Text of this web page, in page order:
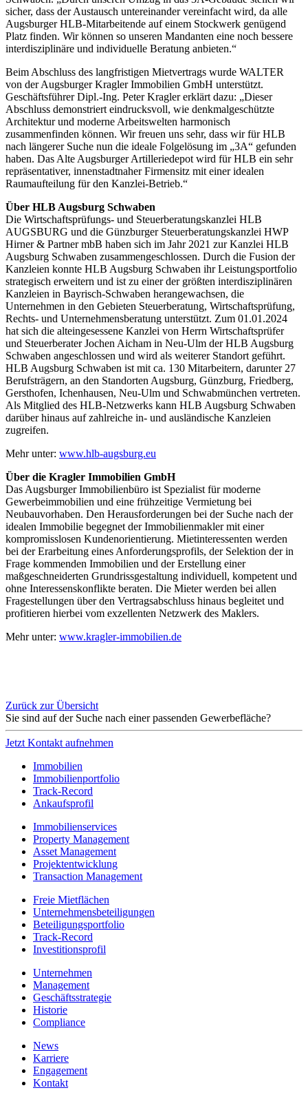
sicher, dass der Austausch untereinander vereinfacht wird, da alle
Augsburger HLB-Mitarbeitende auf einem Stockwerk genügend
Platz finden. Wir können so unseren Mandanten eine noch bessere
interdisziplinäre und individuelle Beratung anbieten.“
Beim Abschluss des langfristigen Mietvertrags wurde WALTER
von der Augsburger Kragler Immobilien GmbH unterstützt.
Geschäftsführer Dipl.-Ing. Peter Kragler erklärt dazu: „Dieser
Abschluss demonstriert eindrucksvoll, wie denkmalgeschützte
Architektur und moderne Arbeitswelten harmonisch
zusammenfinden können. Wir freuen uns sehr, dass wir für HLB
nach längerer Suche nun die ideale Folgelösung im „3A“ gefunden
haben. Das Alte Augsburger Artilleriedepot wird für HLB ein sehr
repräsentativer, innenstadtnaher Firmensitz mit einer idealen
Raumaufteilung für den Kanzlei-Betrieb.“
Über HLB Augsburg Schwaben
Die Wirtschaftsprüfungs- und Steuerberatungskanzlei HLB
AUGSBURG und die Günzburger Steuerberatungskanzlei HWP
Hirner & Partner mbB haben sich im Jahr 2021 zur Kanzlei HLB
Augsburg Schwaben zusammengeschlossen. Durch die Fusion der
Kanzleien konnte HLB Augsburg Schwaben ihr Leistungsportfolio
strategisch erweitern und ist zu einer der größten interdisziplinären
Kanzleien in Bayrisch-Schwaben herangewachsen, die
Unternehmen in den Gebieten Steuerberatung, Wirtschaftsprüfung,
Rechts- und Unternehmensberatung unterstützt. Zum 01.01.2024
hat sich die alteingesessene Kanzlei von Herrn Wirtschaftsprüfer
und Steuerberater Jochen Aicham in Neu-Ulm der HLB Augsburg
Schwaben angeschlossen und wird als weiterer Standort geführt.
HLB Augsburg Schwaben ist mit ca. 130 Mitarbeitern, darunter 27
Berufsträgern, an den Standorten Augsburg, Günzburg, Friedberg,
Gersthofen, Ichenhausen, Neu-Ulm und Schwabmünchen vertreten.
Als Mitglied des HLB-Netzwerks kann HLB Augsburg Schwaben
darüber hinaus auf zahlreiche in- und ausländische Kanzleien
zugreifen.
Mehr unter: www.hlb-augsburg.eu
Über die Kragler Immobilien GmbH
Das Augsburger Immobilienbüro ist Spezialist für moderne
Gewerbeimmobilien und eine frühzeitige Vermietung bei
Neubauvorhaben. Den Herausforderungen bei der Suche nach der
idealen Immobilie begegnet der Immobilienmakler mit einer
kompromisslosen Kundenorientierung. Mietinteressenten werden
bei der Erarbeitung eines Anforderungsprofils, der Selektion der in
Frage kommenden Immobilien und der Erstellung einer
maßgeschneiderten Grundrissgestaltung individuell, kompetent und
ohne Interessenskonflikte beraten. Die Mieter werden bei allen
Fragestellungen über den Vertragsabschluss hinaus begleitet und
profitieren hierbei vom exzellenten Netzwerk des Maklers.
Mehr unter: www.kragler-immobilien.de
Zurück zur Übersicht
Sie sind auf der Suche nach einer passenden Gewerbefläche?
Jetzt Kontakt aufnehmen
Immobilien
Immobilien­portfolio
Track-Record
Ankaufsprofil
Immobilien­services
Property Management
Asset Management
Projektentwicklung
Transaction Management
Freie Mietflächen
Unternehmens­beteiligungen
Beteiligungs­portfolio
Track-Record
Investitionsprofil
Unternehmen
Management
Geschäfts­strategie
Historie
Compliance
News
Karriere
Engagement
Kontakt